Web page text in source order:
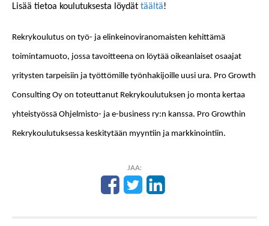
Lisää tietoa koulutuksesta löydät täältä!
Rekrykoulutus on työ- ja elinkeinoviranomaisten kehittämä
toimintamuoto, jossa tavoitteena on löytää oikeanlaiset osaajat
yritysten tarpeisiin ja työttömille työnhakijoille uusi ura. Pro Growth
Consulting Oy on toteuttanut Rekrykoulutuksen jo monta kertaa
yhteistyössä Ohjelmisto- ja e-business ry:n kanssa. Pro Growthin
Rekrykoulutuksessa keskitytään myyntiin ja markkinointiin.
JAA: